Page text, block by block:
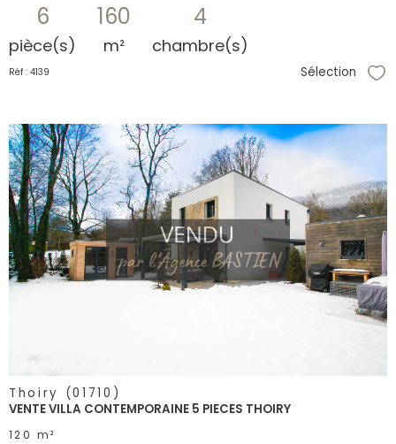
6
pièce(s)
160
m²
4
chambre(s)
Réf : 4139 Sélection
voir le
bien
Thoiry (01710)
VENTE VILLA CONTEMPORAINE 5 PIECES THOIRY
120 m²